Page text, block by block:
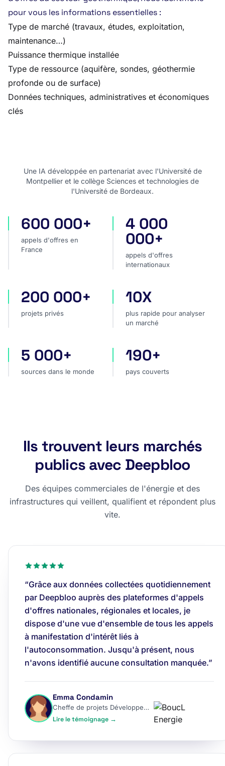
pour vous les informations essentielles :
Type de marché (travaux, études, exploitation,
maintenance…)
Puissance thermique installée
Type de ressource (aquifère, sondes, géothermie
profonde ou de surface)
Données techniques, administratives et économiques
clés
Une IA développée en partenariat avec l'Université de
Montpellier et le collège Sciences et technologies de
l'Université de Bordeaux.
appels d'offres en France
600 000+
appels d'offres en
France
appels d'offres
4 000
000+
appels d'offres
internationaux
projets privés
200 000+
projets privés
plus rapide pour analyser
10X
plus rapide pour analyser
un marché
sources dans le monde
5 000+
sources dans le monde
pays couverts
190+
pays couverts
Ils trouvent leurs marchés
publics avec Deepbloo
Des équipes commerciales de l'énergie et des
infrastructures qui veillent, qualifient et répondent plus
vite.
“Grâce aux données collectées quotidiennement
par Deepbloo auprès des plateformes d'appels
d'offres nationales, régionales et locales, je
dispose d'une vue d'ensemble de tous les appels
à manifestation d'intérêt liés à
l'autoconsommation. Jusqu'à présent, nous
n'avons identifié aucune consultation manquée.”
Emma Condamin
Cheffe de projets Développement
Lire le témoignage →